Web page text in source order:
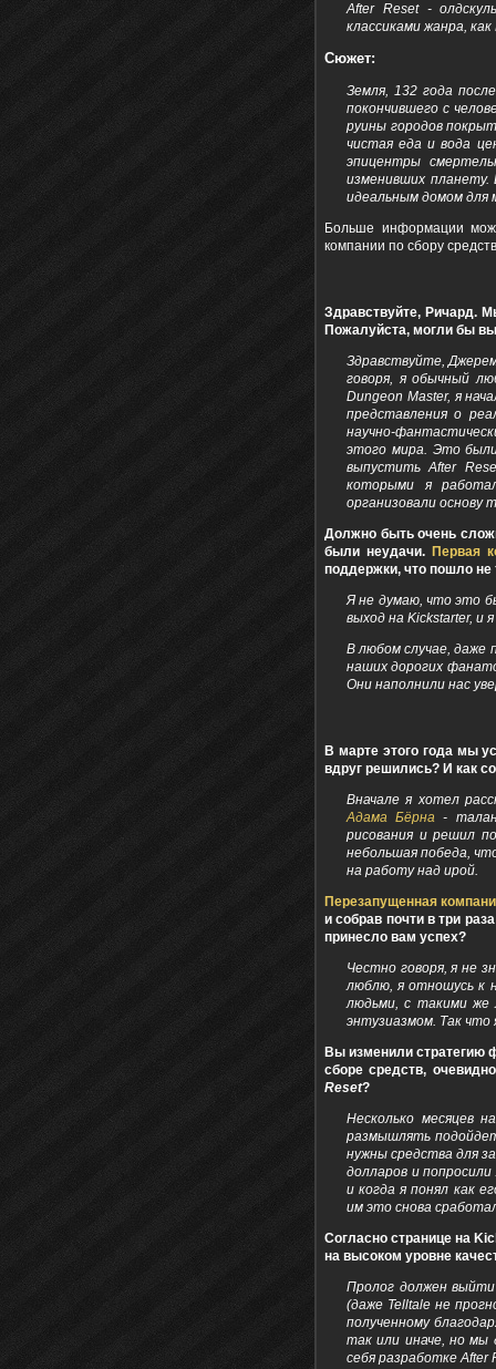
After Reset -
классиками жанра, как
Сюжет:
Земля, 132 года
покончившего с
руины городов
чистая еда и вода
эпицентры
изменивших
идеальным домом для
Больше информации
компании по сбору
Здравствуйте, Ричард.
Пожалуйста, могли бы
Здравствуйте,
говоря, я обычный
Dungeon Master, я
представления о
научно-
этого мира. Это
выпустить After
которыми я
организовали основу
Должно быть очень
были неудачи. Первая
поддержки, что пошло не
Я не думаю, что это
выход на Kickstarter, и
В любом случае, даже
наших дорогих
Они наполнили нас
В марте этого года мы
вдруг решились? И как
Вначале я хотел
Адама Бёрна -
рисования и решил
небольшая победа,
на работу над ирой.
Перезапущенная
и собрав почти в три
принесло вам успех?
Честно говоря, я не
люблю, я отношусь к
людьми, с такими же
энтузиазмом. Так
Вы изменили стратегию
сборе средств,
Reset?
Несколько месяцев
размышлять
нужны средства для
долларов и
и когда я понял как
им это снова
Согласно странице на
на высоком уровне
Пролог должен
(даже Telltale не
полученному
так или иначе, но мы
себя разработке After